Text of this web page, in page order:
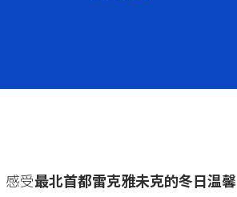
感受最北首都雷克雅未克的冬日温馨